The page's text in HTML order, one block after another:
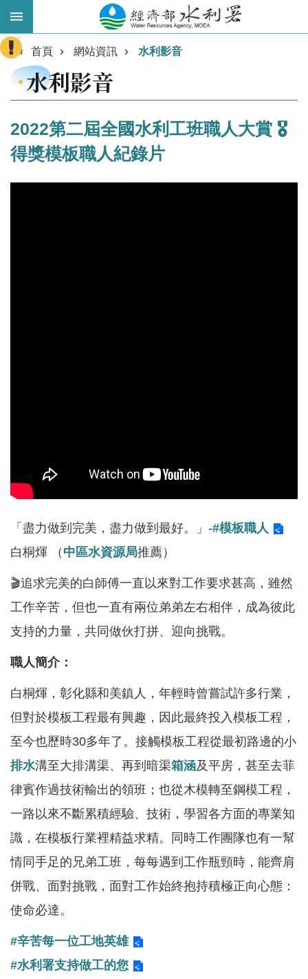
跳到主要內容區塊
進
階
搜
民
務
資
訊
服
關
於
署
網
導
覽
回
首
頁
意
見
箱
:::
首頁 網站資訊 水利影音
水利影音
2022第二屆全國水利工班職人大賞 🎖️
得獎模板職人紀錄片
「盡力做到完美，盡力做到最好。」-#模板職人
白桐煇 （ 中區水資源局推薦）
🎬追求完美的白師傅一直以來對工作要求甚高，雖然
工作辛苦，但也一直有兩位弟弟左右相伴，成為彼此
支持的力量，共同做伙打拼、迎向挑戰。
職人簡介：
白桐煇，彰化縣和美鎮人，年輕時曾嘗試許多行業，
但對於模板工程最有興趣，因此最終投入模板工程，
至今也歷時30多年了。接觸模板工程從最初路邊的小
排水溝至大排溝渠、再到暗渠箱涵及平房，甚至去菲
律賓作過技術輸出的領班；也從木模轉至鋼模工程，
一路以來不斷累積經驗、技術，學習各方面的專業知
識，在模板行業裡精益求精。同時工作團隊也有一幫
情同手足的兄弟工班，每每遇到工作瓶頸時，能齊肩
併戰、面對挑戰，面對工作始終抱持積極正向心態：
使命必達。
#辛苦每一位工地英雄
#水利署支持做工的您